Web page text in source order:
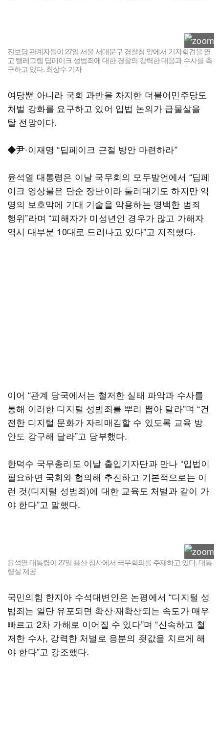
진보당 관계자들이 27일 서울 서대문구 경찰청 앞에서 기자회견을 열
고 텔레그램 딥페이크 성범죄에 대한 경찰의 강력한 대응과 수사를 촉
구하고 있다. 최상수 기자
여당뿐 아니라 국회 과반을 차지한 더불어민주당도
처벌 강화를 요구하고 있어 입법 논의가 급물살을
탈 전망이다.
◆尹∙이재명 “딥페이크 근절 방안 마련하라”
윤석열 대통령은 이날 국무회의 모두발언에서 “딥페
이크 영상물은 단순 장난이라 둘러대기도 하지만 익
명의 보호막에 기대 기술을 악용하는 명백한 범죄
행위”라며 “피해자가 미성년인 경우가 많고 가해자
역시 대부분 10대로 드러나고 있다”고 지적했다.
이어 “관계 당국에서는 철저한 실태 파악과 수사를
통해 이러한 디지털 성범죄를 뿌리 뽑아 달라”며 “건
전한 디지털 문화가 자리매김할 수 있도록 교육 방
안도 강구해 달라”고 당부했다.
한덕수 국무총리도 이날 출입기자단과 만나 “입법이
필요하면 국회와 협의해 추진하고 기본적으로는 이
런 것(디지털 성범죄)에 대한 교육도 처벌과 같이 가
야 한다”고 말했다.
윤석열 대통령이 27일 용산 청사에서 국무회의를 주재하고 있다. 대통
령실 제공
국민의힘 한지아 수석대변인은 논평에서 “디지털 성
범죄는 일단 유포되면 확산·재확산되는 속도가 매우
빠르고 2차 가해로 이어질 수 있다”며 “신속하고 철
저한 수사, 강력한 처벌로 응분의 죗값을 치르게 해
야 한다”고 강조했다.